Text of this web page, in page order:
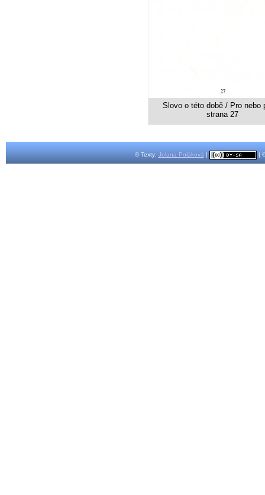
Slovo o této době / Pro nebo
strana 27
© Texty: Jolana Poláková | |